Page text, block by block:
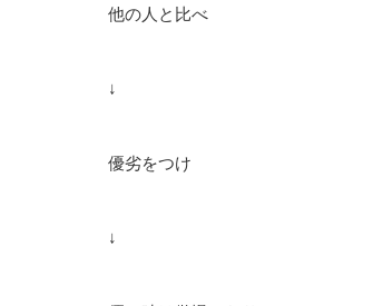
他の人と比べ
↓
優劣をつけ
↓